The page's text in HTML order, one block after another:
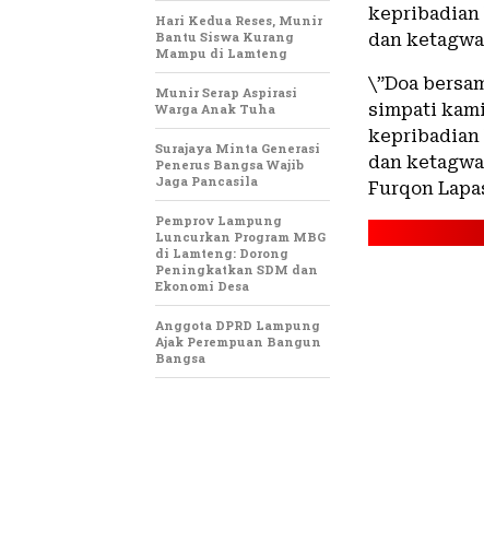
kepribadian
dan
\”Doa
simpati
kepribadian
dan
Furqon
Hari Kedua Reses, Munir
Bantu Siswa Kurang
Mampu di Lamteng
Munir Serap Aspirasi
Warga Anak Tuha
Surajaya Minta Generasi
Penerus Bangsa Wajib
Jaga Pancasila
Pemprov Lampung
Luncurkan Program MBG
di Lamteng: Dorong
Peningkatkan SDM dan
Ekonomi Desa
Anggota DPRD Lampung
Ajak Perempuan Bangun
Bangsa